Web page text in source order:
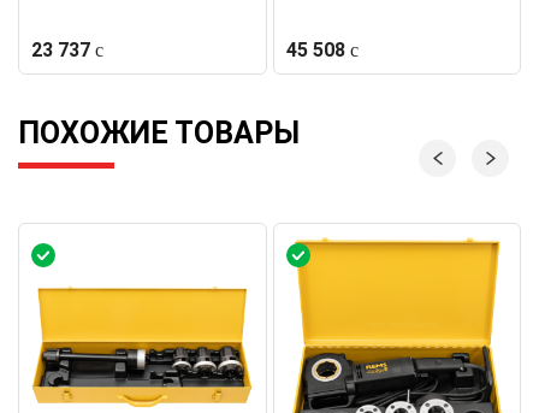
23 737 45 508
ПОХОЖИЕ ТОВАРЫ